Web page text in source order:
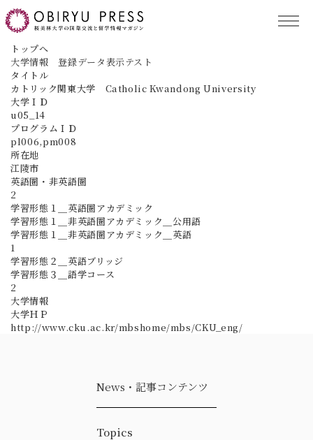
TOP
記事コンテンツ
留学プログラム
保護者の方へ
トップへ
大学情報 登録データ表示テスト
タイトル
カトリック関東大学 Catholic Kwandong University
大学ＩＤ
u05_14
プログラムＩＤ
pl006,pm008
所在地
江陵市
英語圏・非英語圏
2
学習形態１＿英語圏アカデミック
学習形態１＿非英語圏アカデミック＿公用語
学習形態１＿非英語圏アカデミック＿英語
1
学習形態２＿英語ブリッジ
学習形態３＿語学コース
2
大学情報
大学ＨＰ
http://www.cku.ac.kr/mbshome/mbs/CKU_eng/
News・記事コンテンツ
Topics